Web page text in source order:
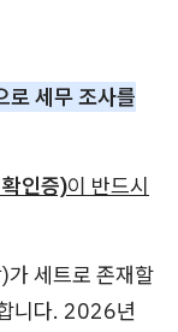
로 세무 조사를
인증)이 반드시
가 세트로 존재할
니다. 2026년